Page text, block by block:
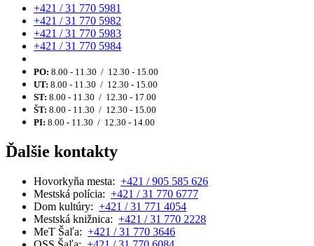
+421 / 31 770 5981
+421 / 31 770 5982
+421 / 31 770 5983
+421 / 31 770 5984
PO: 8.00 - 11.30 / 12.30 - 15.00
UT: 8.00 - 11.30 / 12.30 - 15.00
ST: 8.00 - 11.30 / 12.30 - 17.00
ŠT: 8.00 - 11.30 / 12.30 - 15.00
PI: 8.00 - 11.30 / 12.30 - 14.00
Ďalšie kontakty
Hovorkyňa mesta: +421 / 905 585 626
Mestská polícia: +421 / 31 770 6777
Dom kultúry: +421 / 31 771 4054
Mestská knižnica: +421 / 31 770 2228
MeT Šaľa: +421 / 31 770 3646